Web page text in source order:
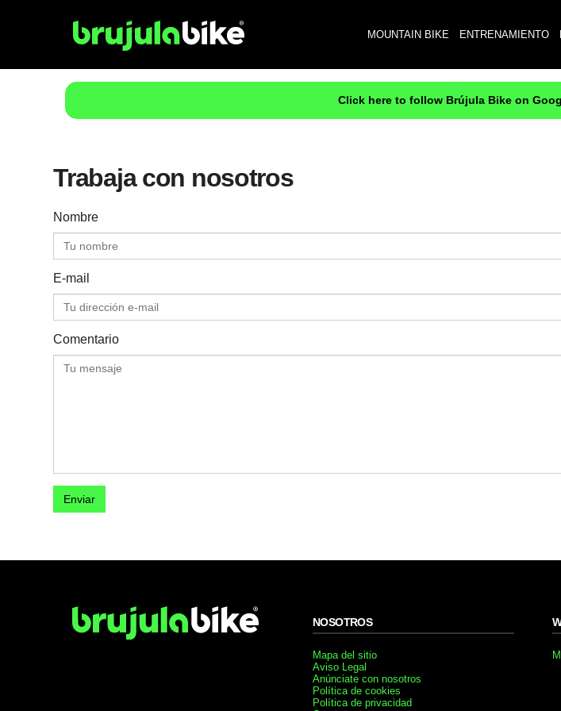
MOUNTAIN BIKE ENTRENAMIENTO
Click here to follow Brújula Bike on
Trabaja con nosotros
Nombre
E-mail
Comentario
NOSOTROS
Mapa del sitio
Aviso Legal
Anúnciate con nosotros
Política de cookies
Política de privacidad